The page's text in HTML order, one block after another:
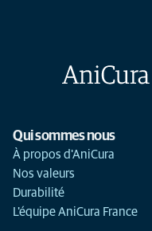
Qui sommes nous
À propos d'AniCura
Nos valeurs
Durabilité
L'équipe AniCura France